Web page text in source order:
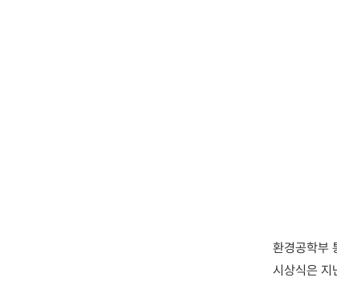
환경공학부
시상식은 지